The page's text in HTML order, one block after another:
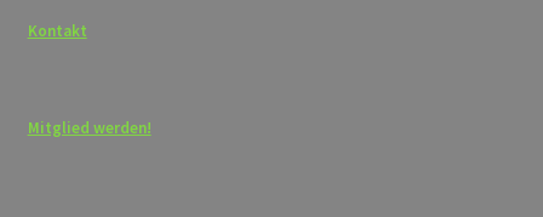
Kontakt
Mitglied werden!